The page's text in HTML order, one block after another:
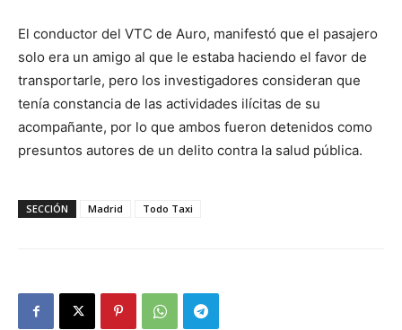
El conductor del VTC de Auro, manifestó que el pasajero
solo era un amigo al que le estaba haciendo el favor de
transportarle, pero los investigadores consideran que
tenía constancia de las actividades ilícitas de su
acompañante, por lo que ambos fueron detenidos como
presuntos autores de un delito contra la salud pública.
SECCIÓN Madrid Todo Taxi